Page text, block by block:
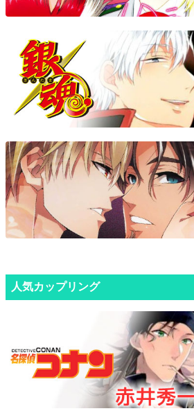
人気カップリング